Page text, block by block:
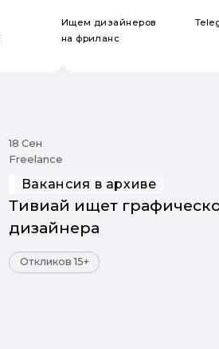
Ищем дизайнеров
на фриланс
18 Сен
Freelance
Вакансия в архиве
Тивиай ищет
дизайнера
Откликов 15+